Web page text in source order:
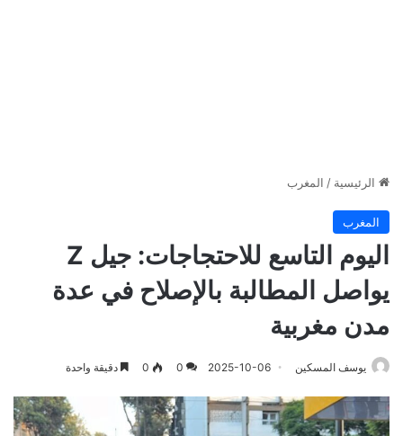
الرئيسية / المغرب
المغرب
اليوم التاسع للاحتجاجات: جيل Z
يواصل المطالبة بالإصلاح في عدة
مدن مغربية
يوسف المسكين 2025-10-06
0
0 دقيقة واحدة